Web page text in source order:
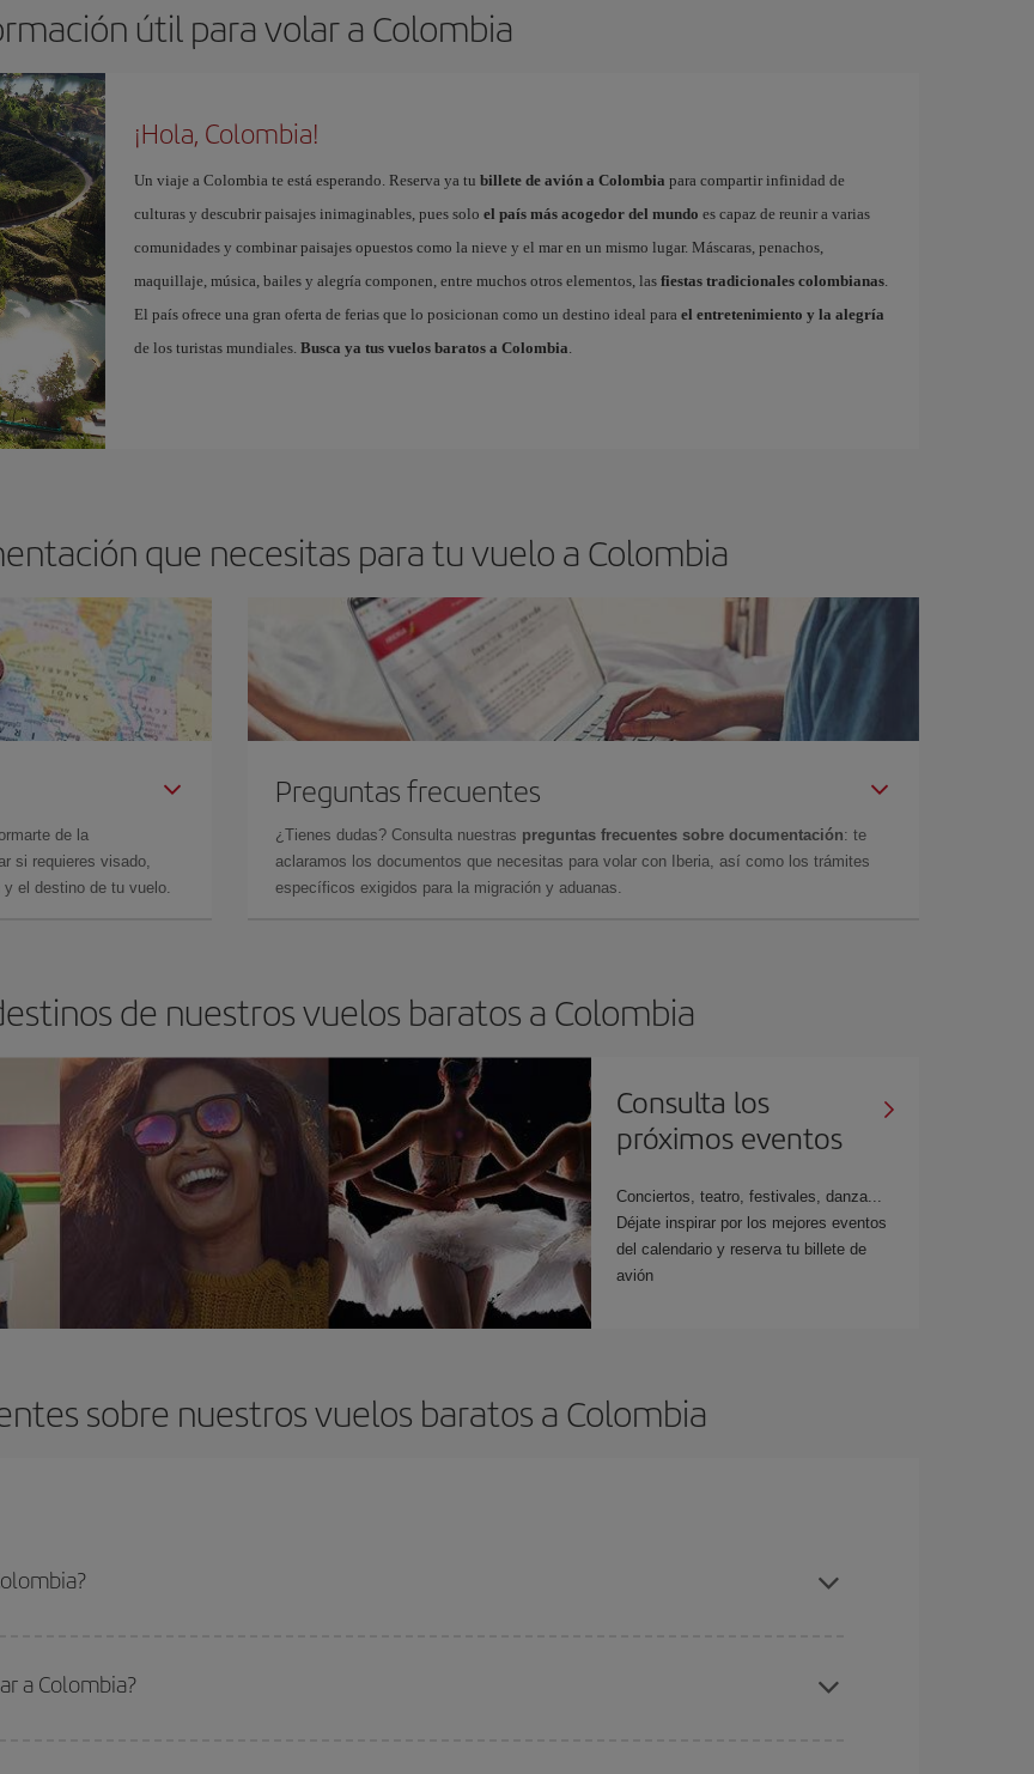
útil para volar a Colombia
¡Hola, Colombia!
Un viaje a Colombia te está esperando. Reserva ya tu billete de avión a Colombia para compartir infinidad de
culturas y descubrir paisajes inimaginables, pues solo el país más acogedor del mundo es capaz de reunir a varias
comunidades y combinar paisajes opuestos como la nieve y el mar en un mismo lugar. Máscaras, penachos,
maquillaje, música, bailes y alegría componen, entre muchos otros elementos, las fiestas tradicionales colombianas.
El país ofrece una gran oferta de ferias que lo posicionan como un destino ideal para el entretenimiento y la alegría
de los turistas mundiales. Busca ya tus vuelos baratos a Colombia
que necesitas para tu vuelo a Colombia
de la
si requieres visado,
y el destino de tu vuelo.
Preguntas frecuentes
¿Tienes dudas? Consulta nuestras preguntas frecuentes sobre documentación: te
aclaramos los documentos que necesitas para volar con Iberia, así como los trámites
específicos exigidos para la migración y aduanas.
de nuestros vuelos baratos a Colombia
Consulta los
próximos eventos
Conciertos, teatro, festivales, danza...
Déjate inspirar por los mejores eventos
del calendario y reserva tu billete de
avión
sobre nuestros vuelos baratos a Colombia
para tu viaje, mira nuestras ofertas y déjate inspirar: seguro que encuentras el vuelo más barato.
a Colombia?